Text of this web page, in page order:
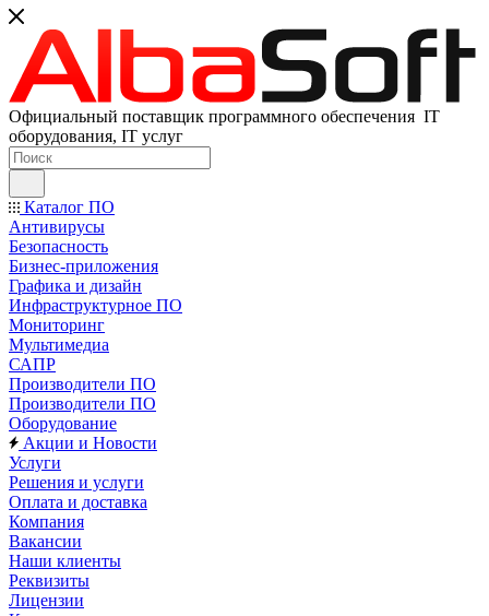
Официальный поставщик программного обеспечения IT
оборудования, IT услуг
Каталог ПО
Антивирусы
Безопасность
Бизнес-приложения
Графика и дизайн
Инфраструктурное ПО
Мониторинг
Мультимедиа
САПР
Производители ПО
Производители ПО
Оборудование
Акции и Новости
Услуги
Решения и услуги
Оплата и доставка
Компания
Вакансии
Наши клиенты
Реквизиты
Лицензии